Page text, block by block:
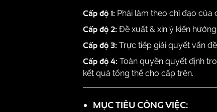
Cấp độ 1: Phải làm theo chỉ đạo của
Cấp độ 2: Đề xuất & xin ý kiến
Cấp độ 3: Trực tiếp giải quyết vấn
Cấp độ 4: Toàn quyền quyết định
kết quả tổng thể cho cấp trên.
MỤC TIÊU CÔNG VIỆC: